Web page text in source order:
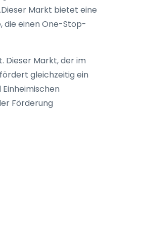
Markt bietet eine
die einen One-Stop-
Dieser Markt, der im
gleichzeitig ein
Förderung